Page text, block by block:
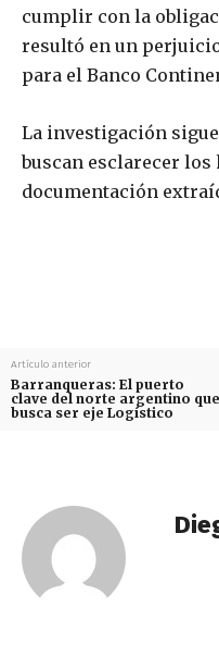
cumplir con la
resultó en un
para el Banco
La investigación
buscan esclarecer los
documentación
Artículo anterior
Barranqueras: El puerto
clave del norte argentino que
busca ser eje Logístico